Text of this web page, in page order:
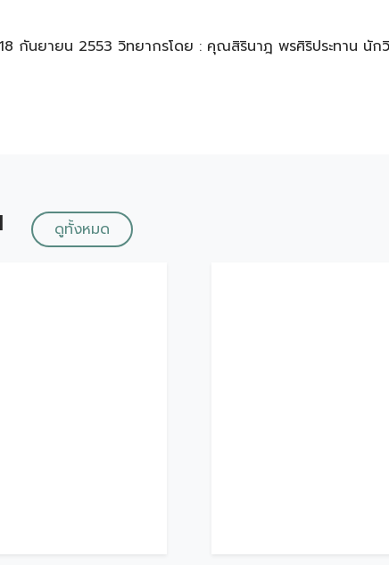
กันยายน 2553 วิทยากรโดย : คุณสิรินาฎ พรศิริประทาน นักวิ
ดูทั้งหมด